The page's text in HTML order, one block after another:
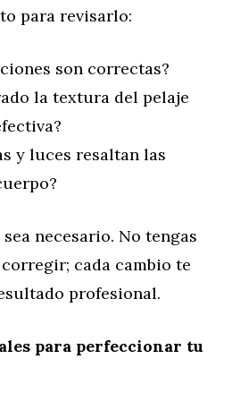
para revisarlo:
son correctas?
la textura del pelaje
y luces resaltan las
necesario. No tengas
cada cambio te
profesional.
para perfeccionar tu